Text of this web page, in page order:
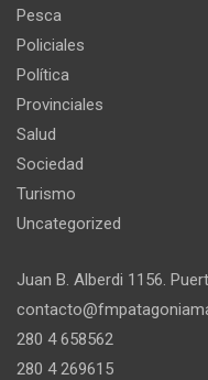
Pesca
Policiales
Política
Provinciales
Salud
Sociedad
Turismo
Uncategorized
Juan B. Alberdi 1156.
280 4 658562
280 4 269615